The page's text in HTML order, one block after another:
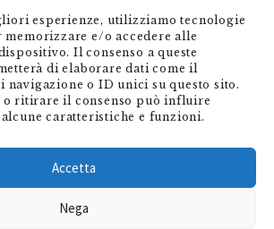
esperienze, utilizziamo tecnologie
e/o accedere alle
Il consenso a queste
di elaborare dati come il
navigazione o ID unici su questo sito.
o ritirare il consenso può influire
caratteristiche e funzioni.
Accetta
Nega
privacy
Orelli 29